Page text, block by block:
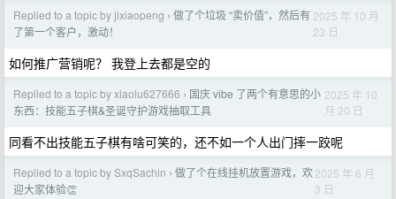
Replied to a topic by jixiaopeng › 做了个垃圾 “卖价值”，然后有
了第一个客户，激动！
2025 年 10 月
23 日
如何推广营销呢？ 我登上去都是空的
Replied to a topic by xiaolu627666 › 国庆 vibe 了两个有意思的小
东西：技能五子棋&圣诞守护游戏抽取工具
2025 年 10
月 20 日
同看不出技能五子棋有啥可笑的，还不如一个人出门摔一跤呢
Replied to a topic by SxqSachin › 做了个在线挂机放置游戏，欢
迎大家体验👏
2025 年 6 月
3 日